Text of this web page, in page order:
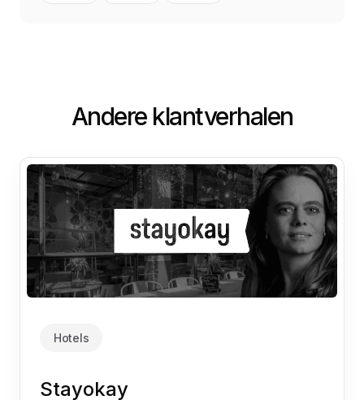
Andere klantverhalen
Hotels
Stayokay